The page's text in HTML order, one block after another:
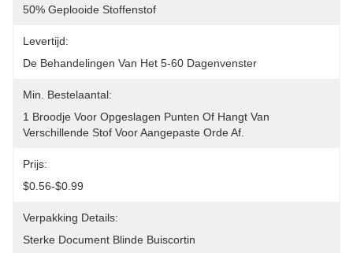
50% Geplooide Stoffenstof
Levertijd:
De Behandelingen Van Het 5-60 Dagenvenster
Min. Bestelaantal:
1 Broodje Voor Opgeslagen Punten Of Hangt Van
Verschillende Stof Voor Aangepaste Orde Af.
Prijs:
$0.56-$0.99
Verpakking Details:
Sterke Document Blinde Buiscortin